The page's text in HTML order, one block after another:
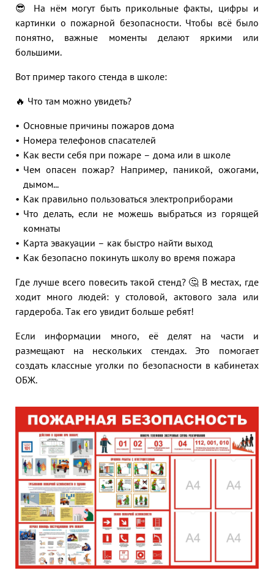
😎 На нём могут быть прикольные факты, цифры и
картинки о пожарной безопасности. Чтобы всё было
понятно, важные моменты делают яркими или
большими.
Вот пример такого стенда в школе:
🔥 Что там можно увидеть?
Основные причины пожаров дома
Номера телефонов спасателей
Как вести себя при пожаре – дома или в школе
Чем опасен пожар? Например, паникой, ожогами,
дымом...
Как правильно пользоваться электроприборами
Что делать, если не можешь выбраться из горящей
комнаты
Карта эвакуации – как быстро найти выход
Как безопасно покинуть школу во время пожара
Где лучше всего повесить такой стенд? 🤔 В местах, где
ходит много людей: у столовой, актового зала или
гардероба. Так его увидит больше ребят!
Если информации много, её делят на части и
размещают на нескольких стендах. Это помогает
создать классные уголки по безопасности в кабинетах
ОБЖ.